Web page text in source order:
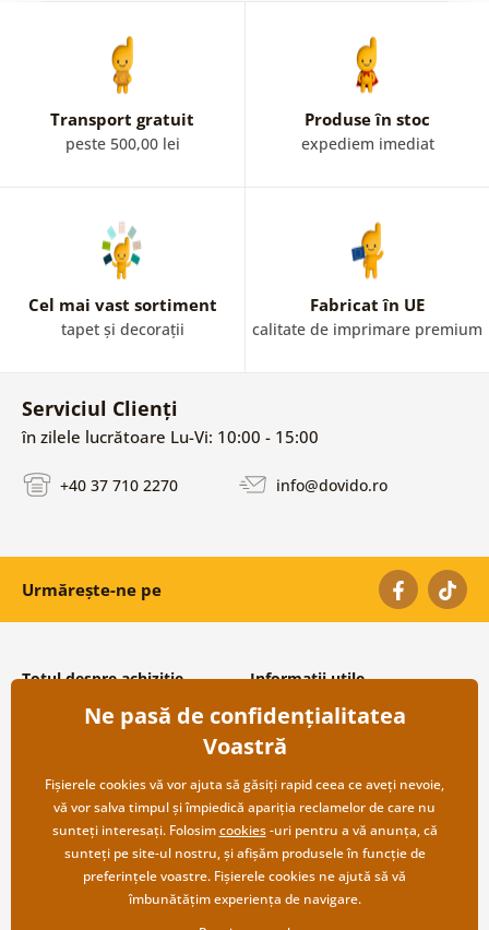
Transport gratuit
peste 500,00 lei
Produse în stoc
expediem imediat
Cel mai vast sortiment
tapet și decorații
Fabricat în UE
calitate de imprimare premium
Serviciul Clienți
în zilele lucrătoare Lu-Vi: 10:00 - 15:00
+40 37 710 2270 info@dovido.ro
Urmărește-ne pe
Totul despre achiziție
Condiții și termeni generali
Protecția datelor personale
Transport și modalități de plată
Returnare
Informații utile
Despre noi
Întrebări frecvente
Contacte
Cooperare angro
Ne pasă de confidențialitatea
Voastră
Fișierele cookies vă vor ajuta să găsiți rapid ceea ce aveți nevoie,
vă vor salva timpul și împiedică apariția reclamelor de care nu
sunteți interesați. Folosimcookies-uri pentru a vă anunța, că
sunteți pe site-ul nostru, și afișăm produsele în funcție de
preferințele voastre. Fișierele cookies ne ajută să vă
îmbunătățim experiența de navigare.